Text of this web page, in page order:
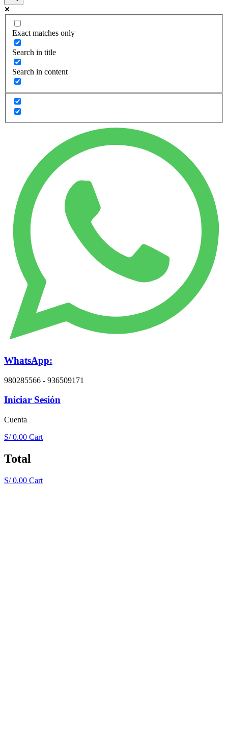
Exact matches only
Search in title
Search in content
WhatsApp:
980285566 - 936509171
Iniciar Sesión
Cuenta
S/0.00 Cart
Total
S/0.00 Cart